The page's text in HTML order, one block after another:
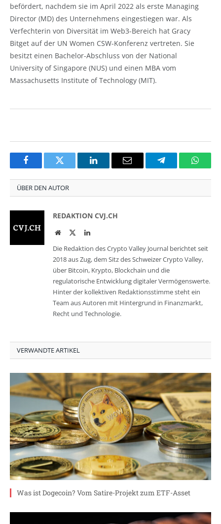
befördert, nachdem sie im April 2022 als erste Managing
Director (MD) des Unternehmens eingestiegen war. Als
Verfechterin von Diversität im Web3-Bereich hat Gracy
Bitget auf der UN Women CSW-Konferenz vertreten. Sie
besitzt einen Bachelor-Abschluss von der National
University of Singapore (NUS) und einen MBA vom
Massachusetts Institute of Technology (MIT).
FacebookTwitter LinkedInEmail Telegram
ÜBER DEN AUTOR
REDAKTION CVJ.CH
WebsiteTwitterLinkedIn
Die Redaktion des Crypto Valley Journal berichtet seit
2018 aus Zug, dem Sitz des Schweizer Crypto Valley,
über Bitcoin, Krypto, Blockchain und die
regulatorische Entwicklung digitaler Vermögenswerte.
Hinter der kollektiven Redaktionsstimme steht ein
Team aus Autoren mit Hintergrund in Finanzmarkt,
Recht und Technologie.
VERWANDTE ARTIKEL
Was ist Dogecoin? Vom Satire-Projekt zum ETF-Asset